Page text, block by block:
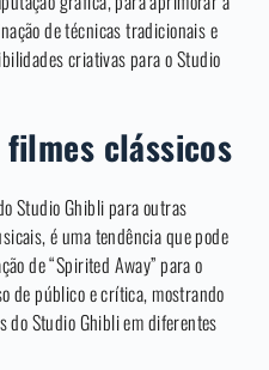
de técnicas tradicionais e
criativas para o Studio
clássicos
Studio Ghibli para outras
é uma tendência que pode
de “Spirited Away” para o
de público e crítica, mostrando
do Studio Ghibli em diferentes